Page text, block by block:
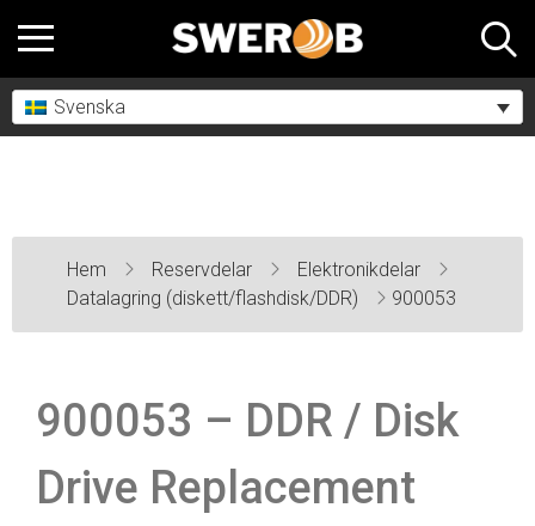
Svenska
Hem Reservdelar
Elektronikdelar
Datalagring (diskett/flashdisk/DDR)
900053
900053 – DDR / Disk
Drive Replacement